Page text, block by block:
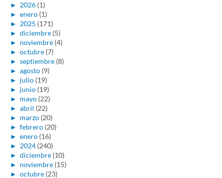
► 2026 (1)
► enero (1)
► 2025 (171)
► diciembre (5)
► noviembre (4)
► octubre (7)
► septiembre (8)
► agosto (9)
► julio (19)
► junio (19)
► mayo (22)
► abril (22)
► marzo (20)
► febrero (20)
► enero (16)
► 2024 (240)
► diciembre (10)
► noviembre (15)
► octubre (23)